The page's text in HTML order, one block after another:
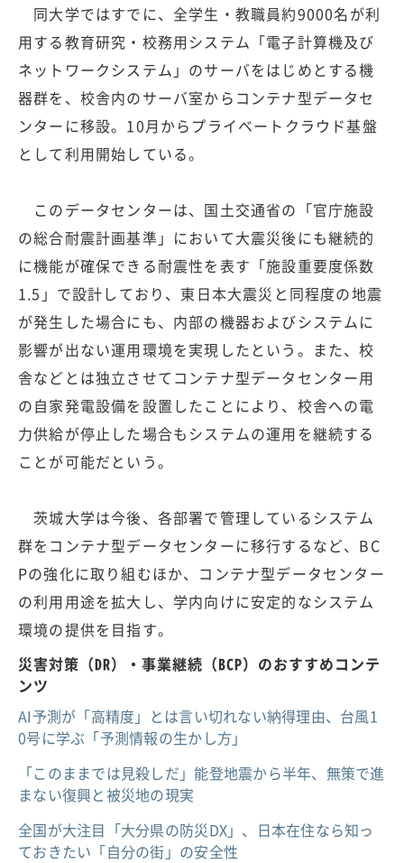
同大学ではすでに、全学生・教職員約9000名が利
用する教育研究・校務用システム「電子計算機及び
ネットワークシステム」のサーバをはじめとする機
器群を、校舎内のサーバ室からコンテナ型データセ
ンターに移設。10月からプライベートクラウド基盤
として利用開始している。
このデータセンターは、国土交通省の「官庁施設
の総合耐震計画基準」において大震災後にも継続的
に機能が確保できる耐震性を表す「施設重要度係数
1.5」で設計しており、東日本大震災と同程度の地震
が発生した場合にも、内部の機器およびシステムに
影響が出ない運用環境を実現したという。また、校
舎などとは独立させてコンテナ型データセンター用
の自家発電設備を設置したことにより、校舎への電
力供給が停止した場合もシステムの運用を継続する
ことが可能だという。
茨城大学は今後、各部署で管理しているシステム
群をコンテナ型データセンターに移行するなど、BC
Pの強化に取り組むほか、コンテナ型データセンター
の利用用途を拡大し、学内向けに安定的なシステム
環境の提供を目指す。
災害対策（DR）・事業継続（BCP）のおすすめコンテ
ンツ
AI予測が「高精度」とは言い切れない納得理由、台風1
0号に学ぶ「予測情報の生かし方」
「このままでは見殺しだ」能登地震から半年、無策で進
まない復興と被災地の現実
全国が大注目「大分県の防災DX」、日本在住なら知っ
ておきたい「自分の街」の安全性